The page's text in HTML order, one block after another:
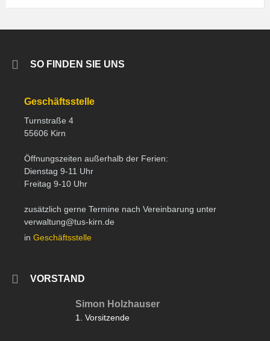
SO FINDEN SIE UNS
Geschäftsstelle
Turnstraße 4
55606 Kirn
Öffnungszeiten außerhalb der Ferien:
Dienstag 9-11 Uhr
Freitag 9-10 Uhr
zusätzlich gerne Termine nach Vereinbarung unter
verwaltung@tus-kirn.de
in Geschäftsstelle
VORSTAND
Simon Holzhauser
1. Vorsitzende